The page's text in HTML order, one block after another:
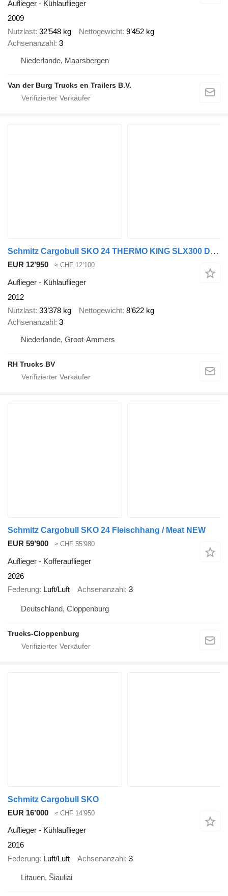
Auflieger - Kühlauflieger
2009
Nutzlast 32’548 kg Nettogewicht 9’452 kg
Achsenanzahl 3
Niederlande, Maarsbergen
Van der Burg Trucks en Trailers B.V.
Schmitz Cargobull SKO 24 THERMO KING SLX300 D E 3 AXLE TÜV TILL 03-2026
EUR 12’950 ≈ CHF 12’100
Auflieger - Kühlauflieger
2012
Nutzlast 33’378 kg Nettogewicht 8’622 kg
Achsenanzahl 3
Niederlande, Groot-Ammers
RH Trucks BV
Schmitz Cargobull SKO 24 Fleischhang / Meat NEW
EUR 59’900
≈ CHF 55’980
Auflieger - Kofferauflieger
2026
Federung Luft/Luft Achsenanzahl 3
Deutschland, Cloppenburg
Trucks-Cloppenburg
Schmitz Cargobull SKO
EUR 16’000
≈ CHF 14’950
Auflieger - Kühlauflieger
2016
Federung Luft/Luft Achsenanzahl 3
Litauen, Šiauliai